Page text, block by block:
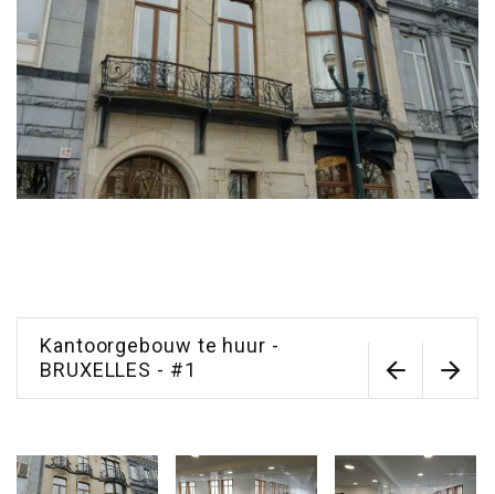
Kantoorgebouw te huur -
BRUXELLES - #1